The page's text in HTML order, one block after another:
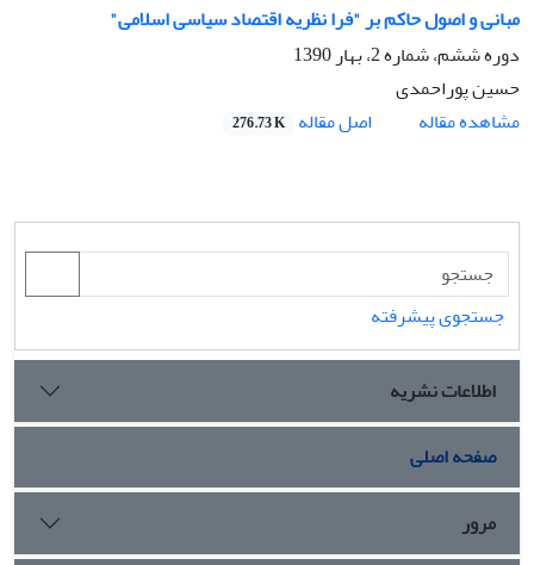
مبانی و اصول حاکم بر "فرا نظریه اقتصاد سیاسی اسلامی"
دوره ششم، شماره 2، بهار 1390
حسین پوراحمدی
مشاهده مقاله
اصل مقاله 276.73 K
جستجوی پیشرفته
اطلاعات نشریه
صفحه اصلی
مرور